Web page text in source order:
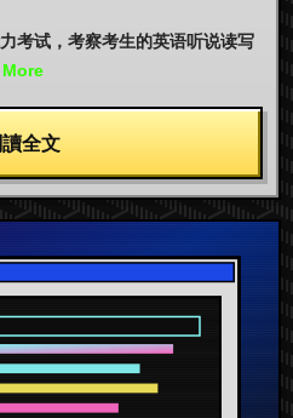
考试，考察考生的英语听说读写
讀全文